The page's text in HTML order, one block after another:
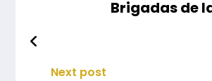
Brigadas de
Next post